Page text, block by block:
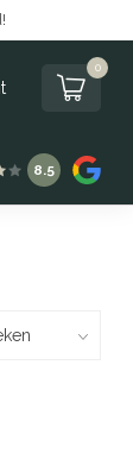
0
8.5